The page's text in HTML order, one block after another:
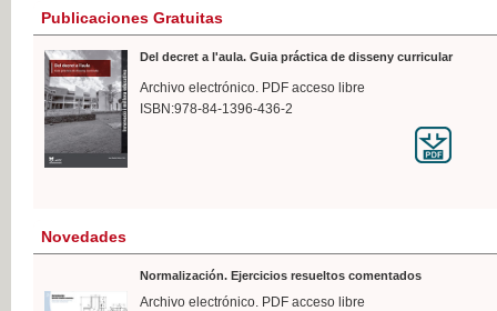
Publicaciones Gratuitas
Del decret a l'aula. Guia práctica de disseny curricular
Archivo electrónico. PDF acceso libre
ISBN:978-84-1396-436-2
Novedades
Normalización. Ejercicios resueltos comentados
Archivo electrónico. PDF acceso libre